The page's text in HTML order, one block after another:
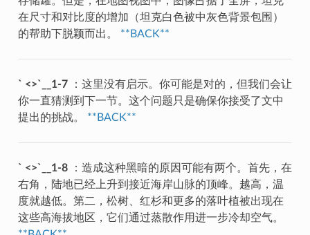
在尺寸和对比度的增加（坦克白色被中灰色背景包围）
的帮助下脱颖而出。 **BACK**
` <>`__1-7：这里没有启示。你可能是对的，但我们会让
你一直猜测到下一节。这个问题只是确保你接受了文中
提出的挑战。 **BACK**
` <>`__1-8：造成这种黑暗的原因可能有两个。首先，在
右角，陆地已经上升到接近海岸山脉的顶峰。越高，温
度就越低。第二，松树、红杉和更多的落叶植被出现在
这些高海拔地区，它们通过蒸散作用进一步冷却空气。